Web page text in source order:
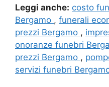
Leggi anche: costo
Bergamo , funerali
prezzi Bergamo ,
onoranze funebri
prezzi Bergamo ,
servizi funebri